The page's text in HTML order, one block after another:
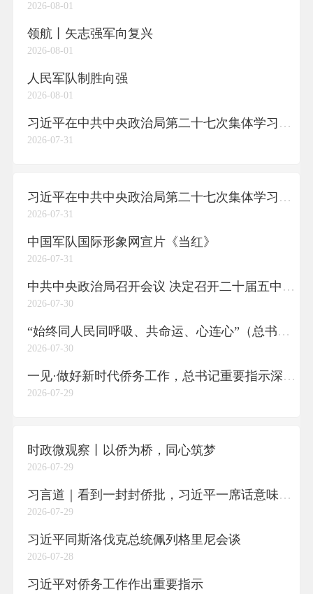
2026-08-01
领航丨矢志强军向复兴
2026-08-01
人民军队制胜向强
2026-08-01
习近平在中共中央政治局第二十七次集体学习时强调 强化政治引领 深化创新发展 高质量推进国防和军队现代化
2026-07-31
习近平在中共中央政治局第二十七次集体学习时强调 强化政治引领 深化创新发展 高质量推进国防和军队现代化
2026-07-31
中国军队国际形象网宣片《当红》
2026-07-31
中共中央政治局召开会议 决定召开二十届五中全会 分析研究当前经济形势和经济工作 中共中央总书记习近平主持会议
2026-07-30
“始终同人民同呼吸、共命运、心连心”（总书记的人民情怀）
2026-07-30
一见·做好新时代侨务工作，总书记重要指示深意何在？
2026-07-29
时政微观察丨以侨为桥，同心筑梦
2026-07-29
习言道｜看到一封封侨批，习近平一席话意味深长
2026-07-29
习近平同斯洛伐克总统佩列格里尼会谈
2026-07-28
习近平对侨务工作作出重要指示